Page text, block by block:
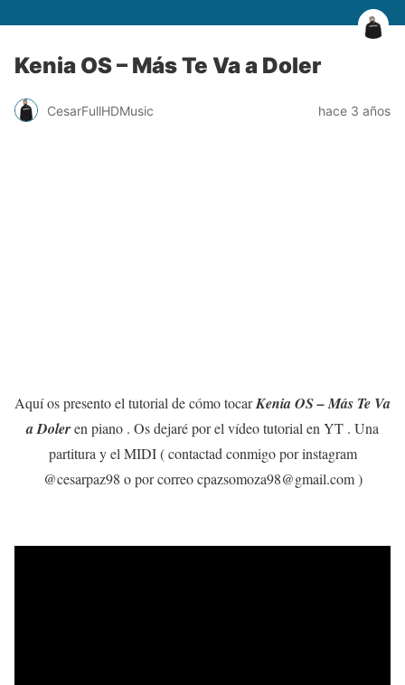
Kenia OS – Más Te Va a Doler
CesarFullHDMusic hace 3 años
Aquí os presento el tutorial de cómo tocarKenia OS – Más Te Va
a Doleren piano . Os dejaré por el vídeo tutorial en YT . Una
partitura y el MIDI ( contactad conmigo por instagram
@cesarpaz98 o por correo cpazsomoza98@gmail.com )